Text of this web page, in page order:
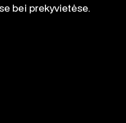
bei prekyvietėse.